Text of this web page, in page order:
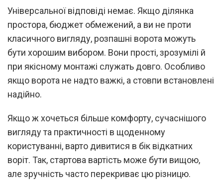
Універсальної відповіді немає. Якщо ділянка
простора, бюджет обмежений, а ви не проти
класичного вигляду, розпашні ворота можуть
бути хорошим вибором. Вони прості, зрозумілі й
при якісному монтажі служать довго. Особливо
якщо ворота не надто важкі, а стовпи встановлені
надійно.
Якщо ж хочеться більше комфорту, сучаснішого
вигляду та практичності в щоденному
користуванні, варто дивитися в бік відкатних
воріт. Так, стартова вартість може бути вищою,
але зручність часто перекриває цю різницю.